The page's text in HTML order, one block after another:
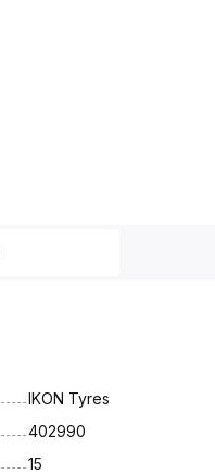
IKON Tyres
402990
15